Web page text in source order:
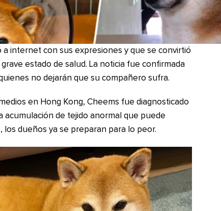
internet con sus expresiones y que se convirtió
estado de salud. La noticia fue confirmada
no dejarán que su compañero sufra.
en Hong Kong, Cheems fue diagnosticado
acumulación de tejido anormal que puede
dueños ya se preparan para lo peor.